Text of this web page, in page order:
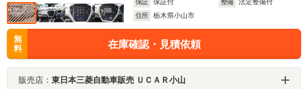
住所
栃木県小山市
無
料
在庫確認・見積依頼
販売店： 東日本三菱自動車販売 ＵＣＡＲ小山